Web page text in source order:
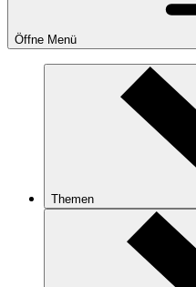
Öffne Menü
Themen